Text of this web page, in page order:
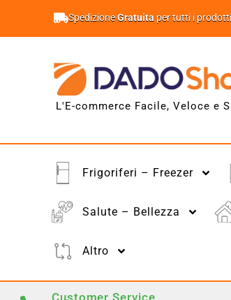
SpedizioneGratuita per tutti i
L'E-commerce Facile, Veloce e
Frigoriferi – Freezer
Salute – Bellezza
Altro